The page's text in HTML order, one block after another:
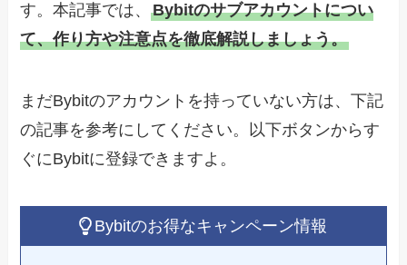
す。本記事では、Bybitのサブアカウントについ
て、作り方や注意点を徹底解説しましょう。
まだBybitのアカウントを持っていない方は、下記
の記事を参考にしてください。以下ボタンからす
ぐにBybitに登録できますよ。
Bybitのお得なキャンペーン情報